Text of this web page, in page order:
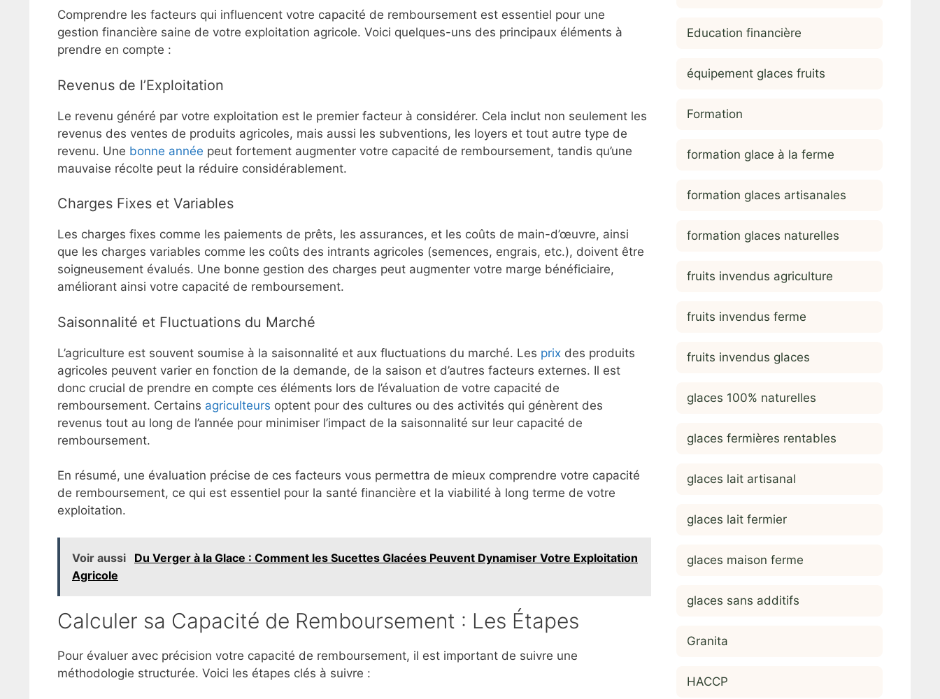
Comprendre les facteurs qui influencent votre capacité de remboursement est essentiel pour une
gestion financière saine de votre exploitation agricole. Voici quelques-uns des principaux éléments à
prendre en compte :
Revenus de l’Exploitation
Le revenu généré par votre exploitation est le premier facteur à considérer. Cela inclut non seulement les
revenus des ventes de produits agricoles, mais aussi les subventions, les loyers et tout autre type de
revenu. Une bonne année peut fortement augmenter votre capacité de remboursement, tandis qu’une
mauvaise récolte peut la réduire considérablement.
Charges Fixes et Variables
Les charges fixes comme les paiements de prêts, les assurances, et les coûts de main-d’œuvre, ainsi
que les charges variables comme les coûts des intrants agricoles (semences, engrais, etc.), doivent être
soigneusement évalués. Une bonne gestion des charges peut augmenter votre marge bénéficiaire,
améliorant ainsi votre capacité de remboursement.
Saisonnalité et Fluctuations du Marché
L’agriculture est souvent soumise à la saisonnalité et aux fluctuations du marché. Les prix des produits
agricoles peuvent varier en fonction de la demande, de la saison et d’autres facteurs externes. Il est
donc crucial de prendre en compte ces éléments lors de l’évaluation de votre capacité de
remboursement. Certains agriculteurs optent pour des cultures ou des activités qui génèrent des
revenus tout au long de l’année pour minimiser l’impact de la saisonnalité sur leur capacité de
remboursement.
En résumé, une évaluation précise de ces facteurs vous permettra de mieux comprendre votre capacité
de remboursement, ce qui est essentiel pour la santé financière et la viabilité à long terme de votre
exploitation.
Voir aussi
Du Verger à la Glace : Comment les Sucettes Glacées Peuvent Dynamiser Votre Exploitation
Agricole
Calculer sa Capacité de Remboursement : Les Étapes
Pour évaluer avec précision votre capacité de remboursement, il est important de suivre une
méthodologie structurée. Voici les étapes clés à suivre :
Education financière
équipement glaces fruits
Formation
formation glace à la ferme
formation glaces artisanales
formation glaces naturelles
fruits invendus agriculture
fruits invendus ferme
fruits invendus glaces
glaces 100% naturelles
glaces fermières rentables
glaces lait artisanal
glaces lait fermier
glaces maison ferme
glaces sans additifs
Granita
HACCP